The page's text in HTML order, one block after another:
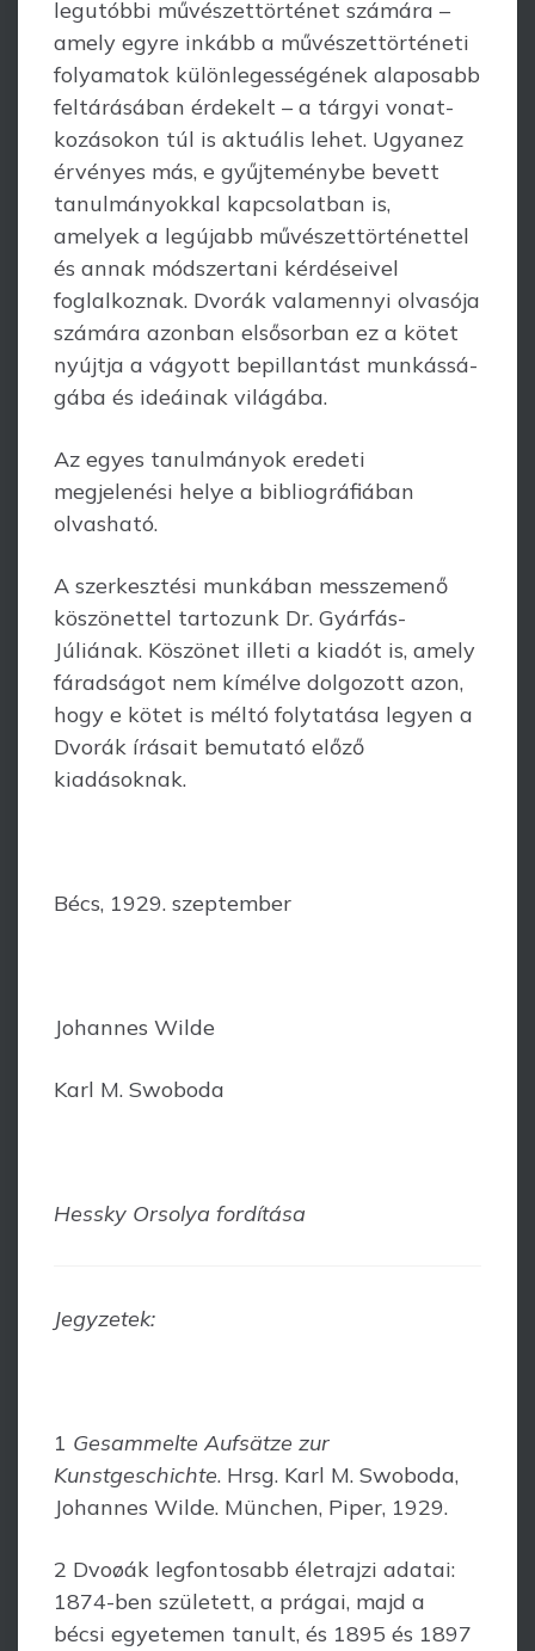
legutóbbi művészettörténet szá­mára –
amely egyre inkább a művészettörténeti
folyamatok különlegességének alaposabb
feltárásában érdekelt – a tárgyi vonat­
kozásokon túl is aktuális lehet. Ugyanez
érvényes más, e gyűjteménybe bevett
tanulmányokkal kapcsolatban is,
amelyek a legújabb művészettörténettel
és annak módszertani kér­déseivel
foglalkoz­nak. Dvorák valamennyi olvasója
számára azon­ban első­sor­ban ez a kötet
nyújtja a vágyott bepillantást munkássá­
gába és ideáinak világába.
Az egyes tanulmányok eredeti
megjelenési helye a bibliográfiában
olvasható.
A szerkesztési munkában messzemenő
köszönettel tartozunk Dr. Gyárfás­
Júliának. Köszönet illeti a kiadót is, amely
fáradságot nem kímélve dolgozott azon,
hogy e kötet is méltó folytatása legyen a
Dvorák írásait bemutató előző
kiadásoknak.
Bécs, 1929. szeptember
Johannes Wilde
Karl M. Swoboda
Hessky Orsolya fordítása
Jegyzetek:
1 Gesammelte Aufsätze zur
Kunstgeschichte. Hrsg. Karl M. Swoboda,
Johannes Wilde. München, Piper, 1929.
2 Dvoøák legfontosabb életrajzi adatai:
1874-ben született, a prágai, majd a
bécsi egyetemen tanult, és 1895 és 1897